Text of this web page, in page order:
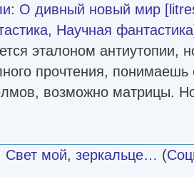
: О дивный новый мир
, Научная фантастика
эталоном антиутопии,
прочтения, понимаешь
возможно матрицы.
Свет мой, зеркальце… (